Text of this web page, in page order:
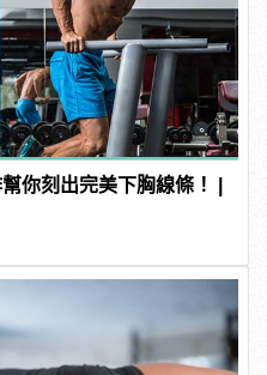
你刻出完美下胸線條！ |